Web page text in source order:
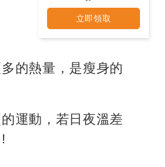
立即領取
的熱量，是瘦身的
運動，若日夜溫差